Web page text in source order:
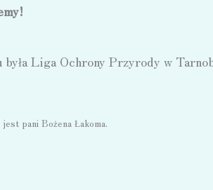
była Liga Ochrony Przyrody w
pani Bożena Łakoma.